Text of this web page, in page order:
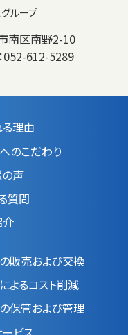
南区南野2-10
052-612-5289
理由
のこだわり
声
質問
介
販売および交換
よるコスト削減
保管および管理